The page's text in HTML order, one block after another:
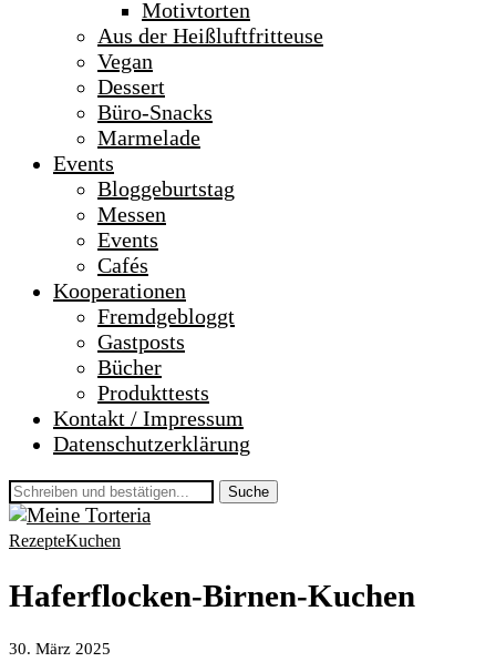
Motivtorten
Aus der Heißluftfritteuse
Vegan
Dessert
Büro-Snacks
Marmelade
Events
Bloggeburtstag
Messen
Events
Cafés
Kooperationen
Fremdgebloggt
Gastposts
Bücher
Produkttests
Kontakt / Impressum
Datenschutzerklärung
Suche
RezepteKuchen
Haferflocken-Birnen-Kuchen
30. März 2025